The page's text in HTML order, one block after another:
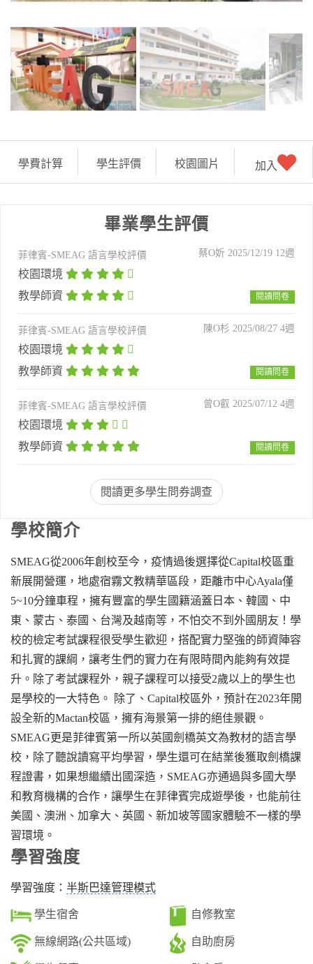
學費計算 學生評價 校園圖片 加入
畢業學生評價
菲律賓-SMEAG 語言學校評價 蔡O妡 2025/12/19 12週
校園環境
教學師資
閱讀問卷
菲律賓-SMEAG 語言學校評價 陳O杉 2025/08/27 4週
校園環境
教學師資
閱讀問卷
菲律賓-SMEAG 語言學校評價 曾O叡 2025/07/12 4週
校園環境
教學師資
閱讀問卷
閱讀更多學生問券調查
學校簡介
SMEAG從2006年創校至今，疫情過後選擇從Capital校區重
新展開營運，地處宿霧文教精華區段，距離市中心Ayala僅
5~10分鐘車程，擁有豐富的學生國籍涵蓋日本、韓國、中
東、蒙古、泰國、台灣及越南等，不怕交不到外國朋友！學
校的檢定考試課程很受學生歡迎，搭配實力堅強的師資陣容
和扎實的課綱，讓考生們的實力在有限時間內能夠有效提
升。除了考試課程外，親子課程可以接受2歲以上的學生也
是學校的一大特色。 除了、Capital校區外，預計在2023年開
設全新的Mactan校區，擁有海景第一排的絕佳景觀。
SMEAG更是菲律賓第一所以英國劍橋英文為教材的語言學
校，除了聽說讀寫平均學習，學生還可在結業後獲取劍橋課
程證書，如果想繼續出國深造，SMEAG亦通過與多國大學
和教育機構的合作，讓學生在菲律賓完成遊學後，也能前往
美國、澳洲、加拿大、英國、新加坡等國家體驗不一樣的學
習環境。
學習強度
學習強度： 半斯巴達管理模式
學生宿舍
無線網路(公共區域)
自修教室
自助廚房